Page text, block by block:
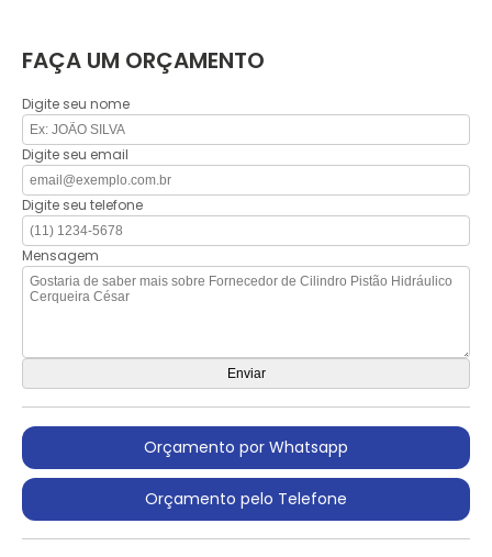
FAÇA UM ORÇAMENTO
Digite seu nome
Digite seu email
Digite seu telefone
Mensagem
Orçamento por Whatsapp
Orçamento pelo Telefone